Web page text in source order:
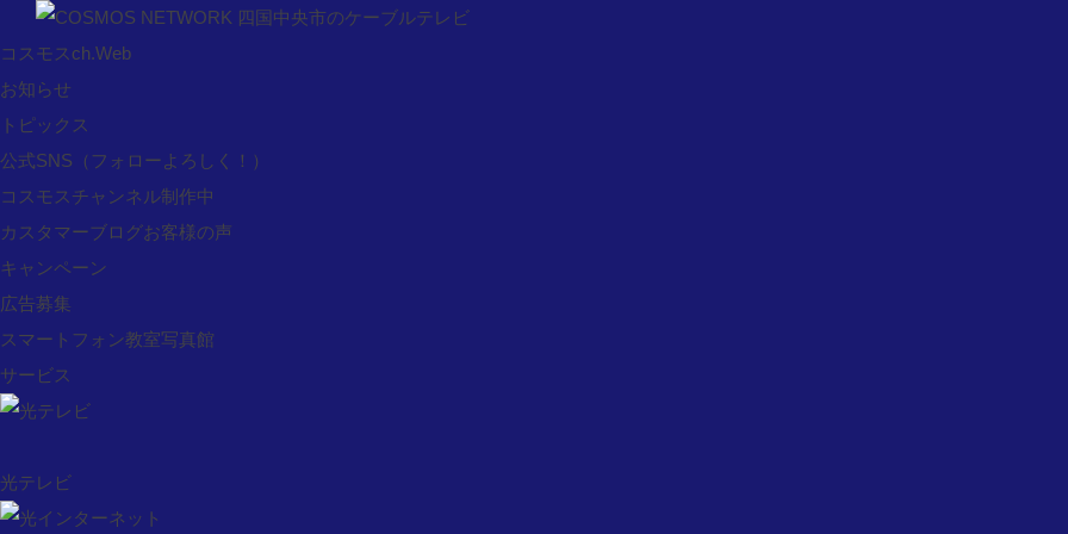
コスモスch.Web
お知らせ
トピックス
公式SNS （フォローよろしく！）
コスモスチャンネル制作中
カスタマーブログお客様の声
キャンペーン
広告募集
スマートフォン教室写真館
サービス
光テレビ
お問い合わせ
コスモスch.Web
プレミアch.Web
お知らせ
トピックス
公式SNS
コスモスチャンネル制作中
カスタマーブログお客様の声
キャンペーン
広告募集
スマートフォン教室写真館
光テレビ
光インターネット